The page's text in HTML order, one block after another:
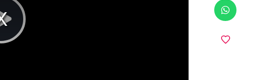
ווטסאפ
Play